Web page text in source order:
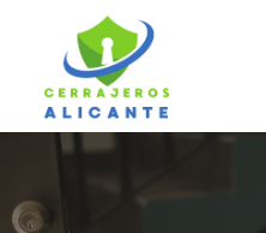
contenido